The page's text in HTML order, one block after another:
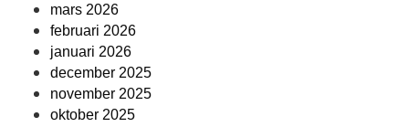
mars 2026
februari 2026
januari 2026
december 2025
november 2025
oktober 2025